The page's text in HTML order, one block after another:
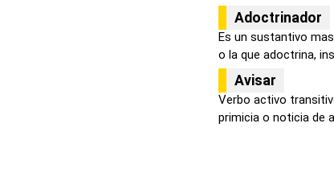
Adoctrinador
Es un sustantivo
o la que adoctrina,
Avisar
Verbo activo
primicia o noticia de